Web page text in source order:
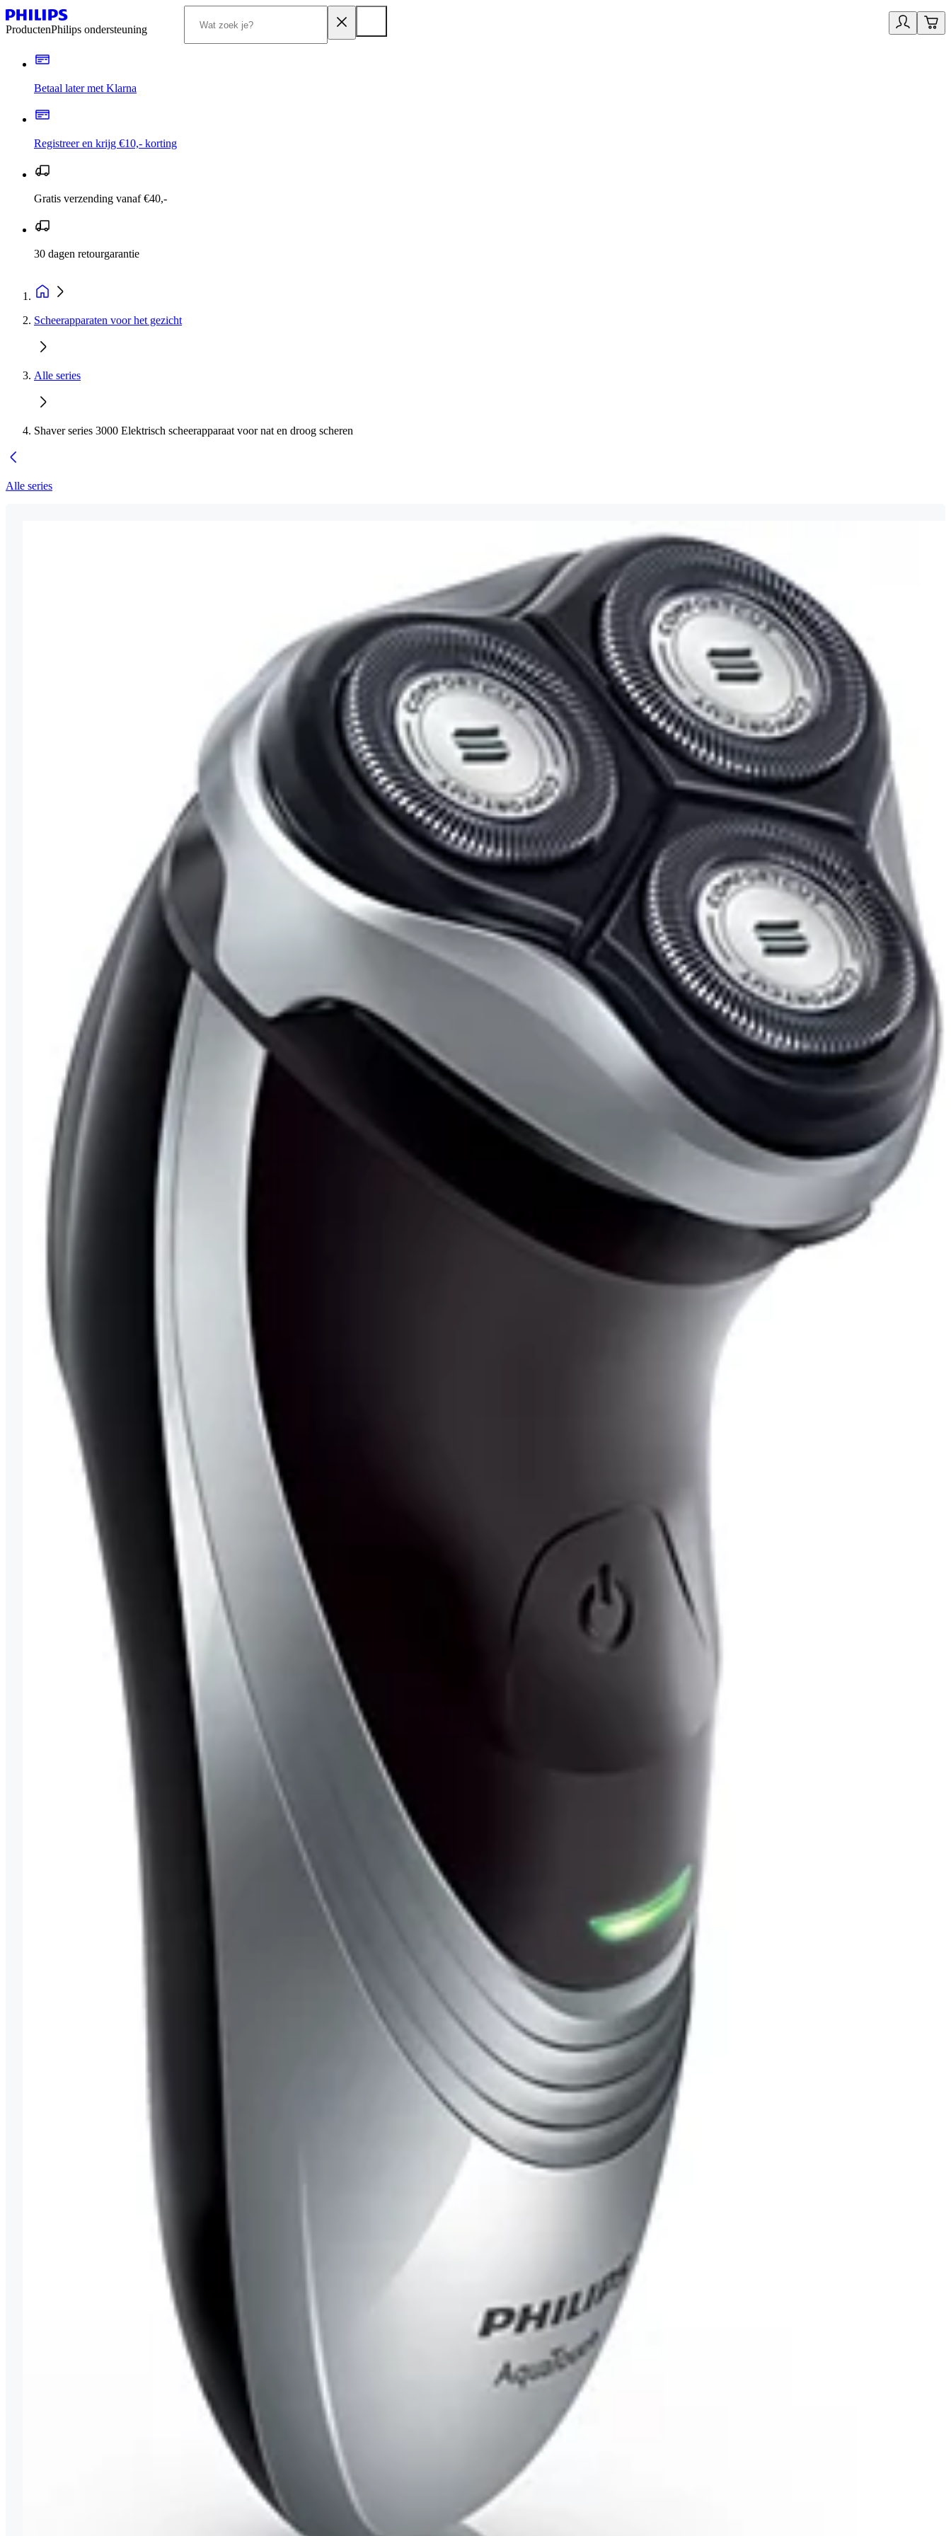
ProductenPhilips ondersteuning
Betaal later met Klarna
Registreer en krijg €10,- korting
Gratis verzending vanaf €40,-
30 dagen retourgarantie
Scheerapparaten voor het gezicht
Alle series
Shaver series 3000 Elektrisch scheerapparaat voor nat en droog scheren
Alle series